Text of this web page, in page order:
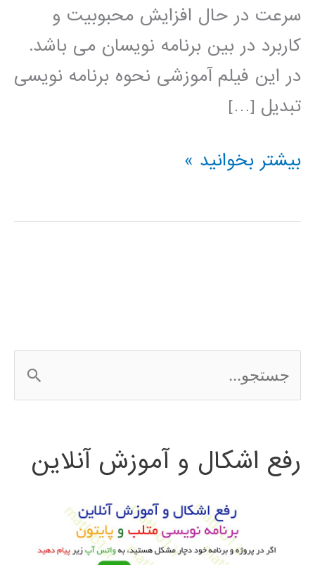
سرعت در حال افزایش محبوبیت و
کاربرد در بین برنامه نویسان می باشد.
در این فیلم آموزشی نحوه برنامه نویسی
تبدیل […]
تبدیل
(wavelet
بیشتر بخوانید »
س
ج
رفع اشکال و آموزش آنلاین